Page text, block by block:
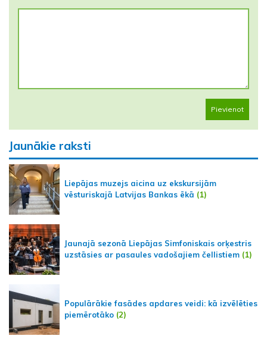
Pievienot
Jaunākie raksti
Liepājas muzejs aicina uz ekskursijām
vēsturiskajā Latvijas Bankas ēkā (1)
Jaunajā sezonā Liepājas Simfoniskais orķestris
uzstāsies ar pasaules vadošajiem čellistiem (1)
Populārākie fasādes apdares veidi: kā izvēlēties
piemērotāko (2)